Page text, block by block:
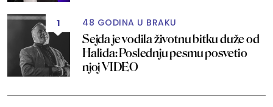
1 48 GODINA U BRAKU
Sejda je vodila životnu bitku duže od
Halida: Poslednju pesmu posvetio
njoj VIDEO